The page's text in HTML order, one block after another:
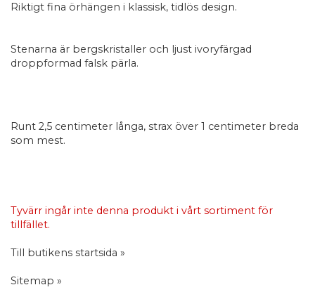
Riktigt fina örhängen i klassisk, tidlös design.
Stenarna är bergskristaller och ljust ivoryfärgad
droppformad falsk pärla.
Runt 2,5 centimeter långa, strax över 1 centimeter breda
som mest.
Tyvärr ingår inte denna produkt i vårt sortiment för
tillfället.
Till butikens startsida »
Sitemap »